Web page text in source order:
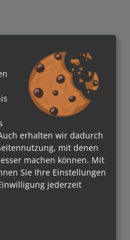
erhalten wir dadurch
mit denen
machen können. Mit
Sie Ihre Einstellungen
jederzeit